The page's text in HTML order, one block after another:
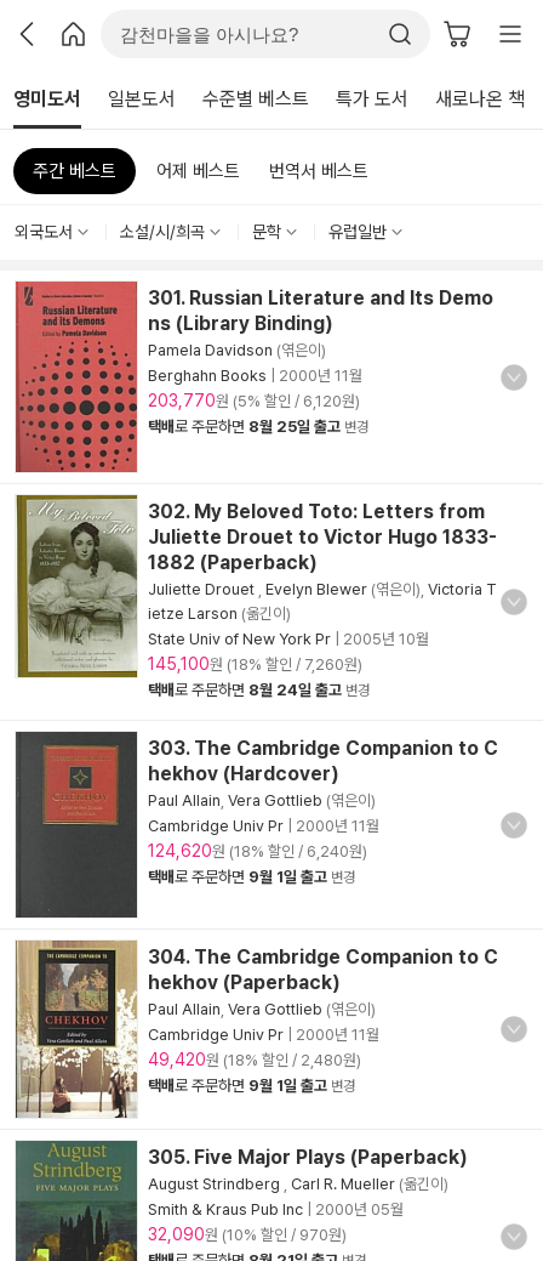
영미도서 일본도서 수준별 베스트 특가 도서 새로나온 책
주간 베스트 어제 베스트 번역서 베스트
외국도서 소설/시/희곡 문학 유럽일반
301. Russian Literature and Its Demo
ns (Library Binding)
Pamela Davidson (엮은이)
Berghahn Books
2000년 11월
203,770원 (5% 할인 / 6,120원)
택배로 주문하면 8월 25일 출고 변경
302. My Beloved Toto: Letters from
Juliette Drouet to Victor Hugo 1833-
1882 (Paperback)
Juliette Drouet Evelyn Blewer (엮은이), Victoria T
ietze Larson (옮긴이)
State Univ of New York Pr
2005년 10월
145,100원 (18% 할인 / 7,260원)
택배로 주문하면 8월 24일 출고 변경
303. The Cambridge Companion to C
hekhov (Hardcover)
Paul Allain Vera Gottlieb (엮은이)
Cambridge Univ Pr
2000년 11월
124,620원 (18% 할인 / 6,240원)
택배로 주문하면 9월 1일 출고 변경
304. The Cambridge Companion to C
hekhov (Paperback)
Paul Allain Vera Gottlieb (엮은이)
Cambridge Univ Pr
2000년 11월
49,420원 (18% 할인 / 2,480원)
택배로 주문하면 9월 1일 출고 변경
305. Five Major Plays (Paperback)
August Strindberg Carl R. Mueller (옮긴이)
Smith & Kraus Pub Inc
2000년 05월
32,090원 (10% 할인 / 970원)